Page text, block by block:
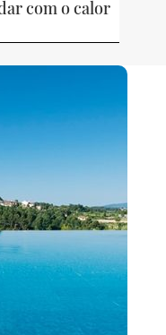
com o calor